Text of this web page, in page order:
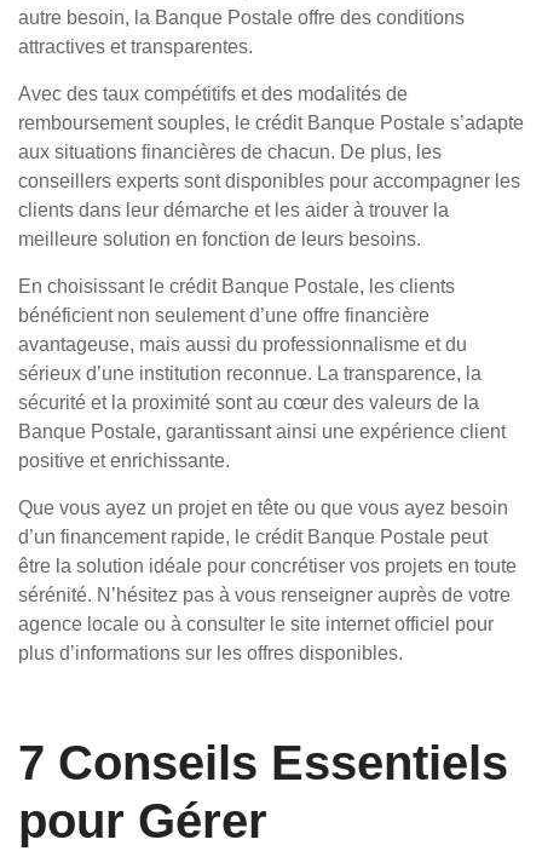
autre besoin, la Banque Postale offre des conditions
attractives et transparentes.
Avec des taux compétitifs et des modalités de
remboursement souples, le crédit Banque Postale s’adapte
aux situations financières de chacun. De plus, les
conseillers experts sont disponibles pour accompagner les
clients dans leur démarche et les aider à trouver la
meilleure solution en fonction de leurs besoins.
En choisissant le crédit Banque Postale, les clients
bénéficient non seulement d’une offre financière
avantageuse, mais aussi du professionnalisme et du
sérieux d’une institution reconnue. La transparence, la
sécurité et la proximité sont au cœur des valeurs de la
Banque Postale, garantissant ainsi une expérience client
positive et enrichissante.
Que vous ayez un projet en tête ou que vous ayez besoin
d’un financement rapide, le crédit Banque Postale peut
être la solution idéale pour concrétiser vos projets en toute
sérénité. N’hésitez pas à vous renseigner auprès de votre
agence locale ou à consulter le site internet officiel pour
plus d’informations sur les offres disponibles.
7 Conseils Essentiels
pour Gérer